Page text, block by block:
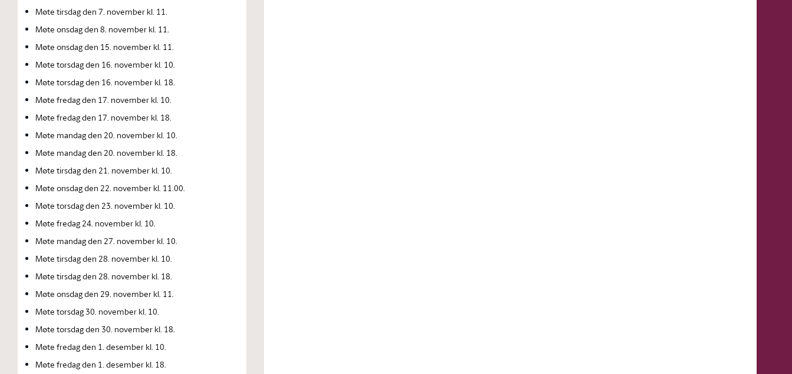
Møte tirsdag den 7. november kl. 11.
Møte onsdag den 8. november kl. 11.
Møte onsdag den 15. november kl. 11.
Møte torsdag den 16. november kl. 10.
Møte torsdag den 16. november kl. 18.
Møte fredag den 17. november kl. 10.
Møte fredag den 17. november kl. 18.
Møte mandag den 20. november kl. 10.
Møte mandag den 20. november kl. 18.
Møte tirsdag den 21. november kl. 10.
Møte onsdag den 22. november kl. 11.00.
Møte torsdag den 23. november kl. 10.
Møte fredag 24. november kl. 10.
Møte mandag den 27. november kl. 10.
Møte tirsdag den 28. november kl. 10.
Møte tirsdag den 28. november kl. 18.
Møte onsdag den 29. november kl. 11.
Møte torsdag 30. november kl. 10.
Møte torsdag den 30. november kl. 18.
Møte fredag den 1. desember kl. 10.
Møte fredag den 1. desember kl. 18.